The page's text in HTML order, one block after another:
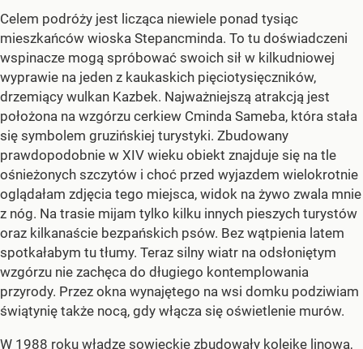
Celem podróży jest licząca niewiele ponad tysiąc
mieszkańców wioska Stepancminda. To tu doświadczeni
wspinacze mogą spróbować swoich sił w kilkudniowej
wyprawie na jeden z kaukaskich pięciotysięczników,
drzemiący wulkan Kazbek. Najważniejszą atrakcją jest
położona na wzgórzu cerkiew Cminda Sameba, która stała
się symbolem gruzińskiej turystyki. Zbudowany
prawdopodobnie w XIV wieku obiekt znajduje się na tle
ośnieżonych szczytów i choć przed wyjazdem wielokrotnie
oglądałam zdjęcia tego miejsca, widok na żywo zwala mnie
z nóg. Na trasie mijam tylko kilku innych pieszych turystów
oraz kilkanaście bezpańskich psów. Bez wątpienia latem
spotkałabym tu tłumy. Teraz silny wiatr na odsłoniętym
wzgórzu nie zachęca do długiego kontemplowania
przyrody. Przez okna wynajętego na wsi domku podziwiam
świątynię także nocą, gdy włącza się oświetlenie murów.
W 1988 roku władze sowieckie zbudowały kolejkę linową,